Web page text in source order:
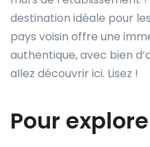
destination idéale pour
pays voisin offre une
authentique, avec bien
allez découvrir ici. Lisez !
Pour